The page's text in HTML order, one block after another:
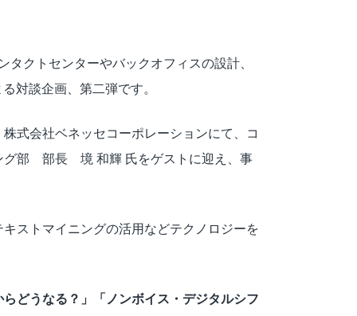
クトセンターやバックオフィスの設計、
対談企画、第二弾です。
式会社ベネッセコーポレーションにて、コ
グ部 部長 境 和輝 氏をゲストに迎え、事
ストマイニングの活用などテクノロジーを
どうなる？」「ノンボイス・デジタルシフ